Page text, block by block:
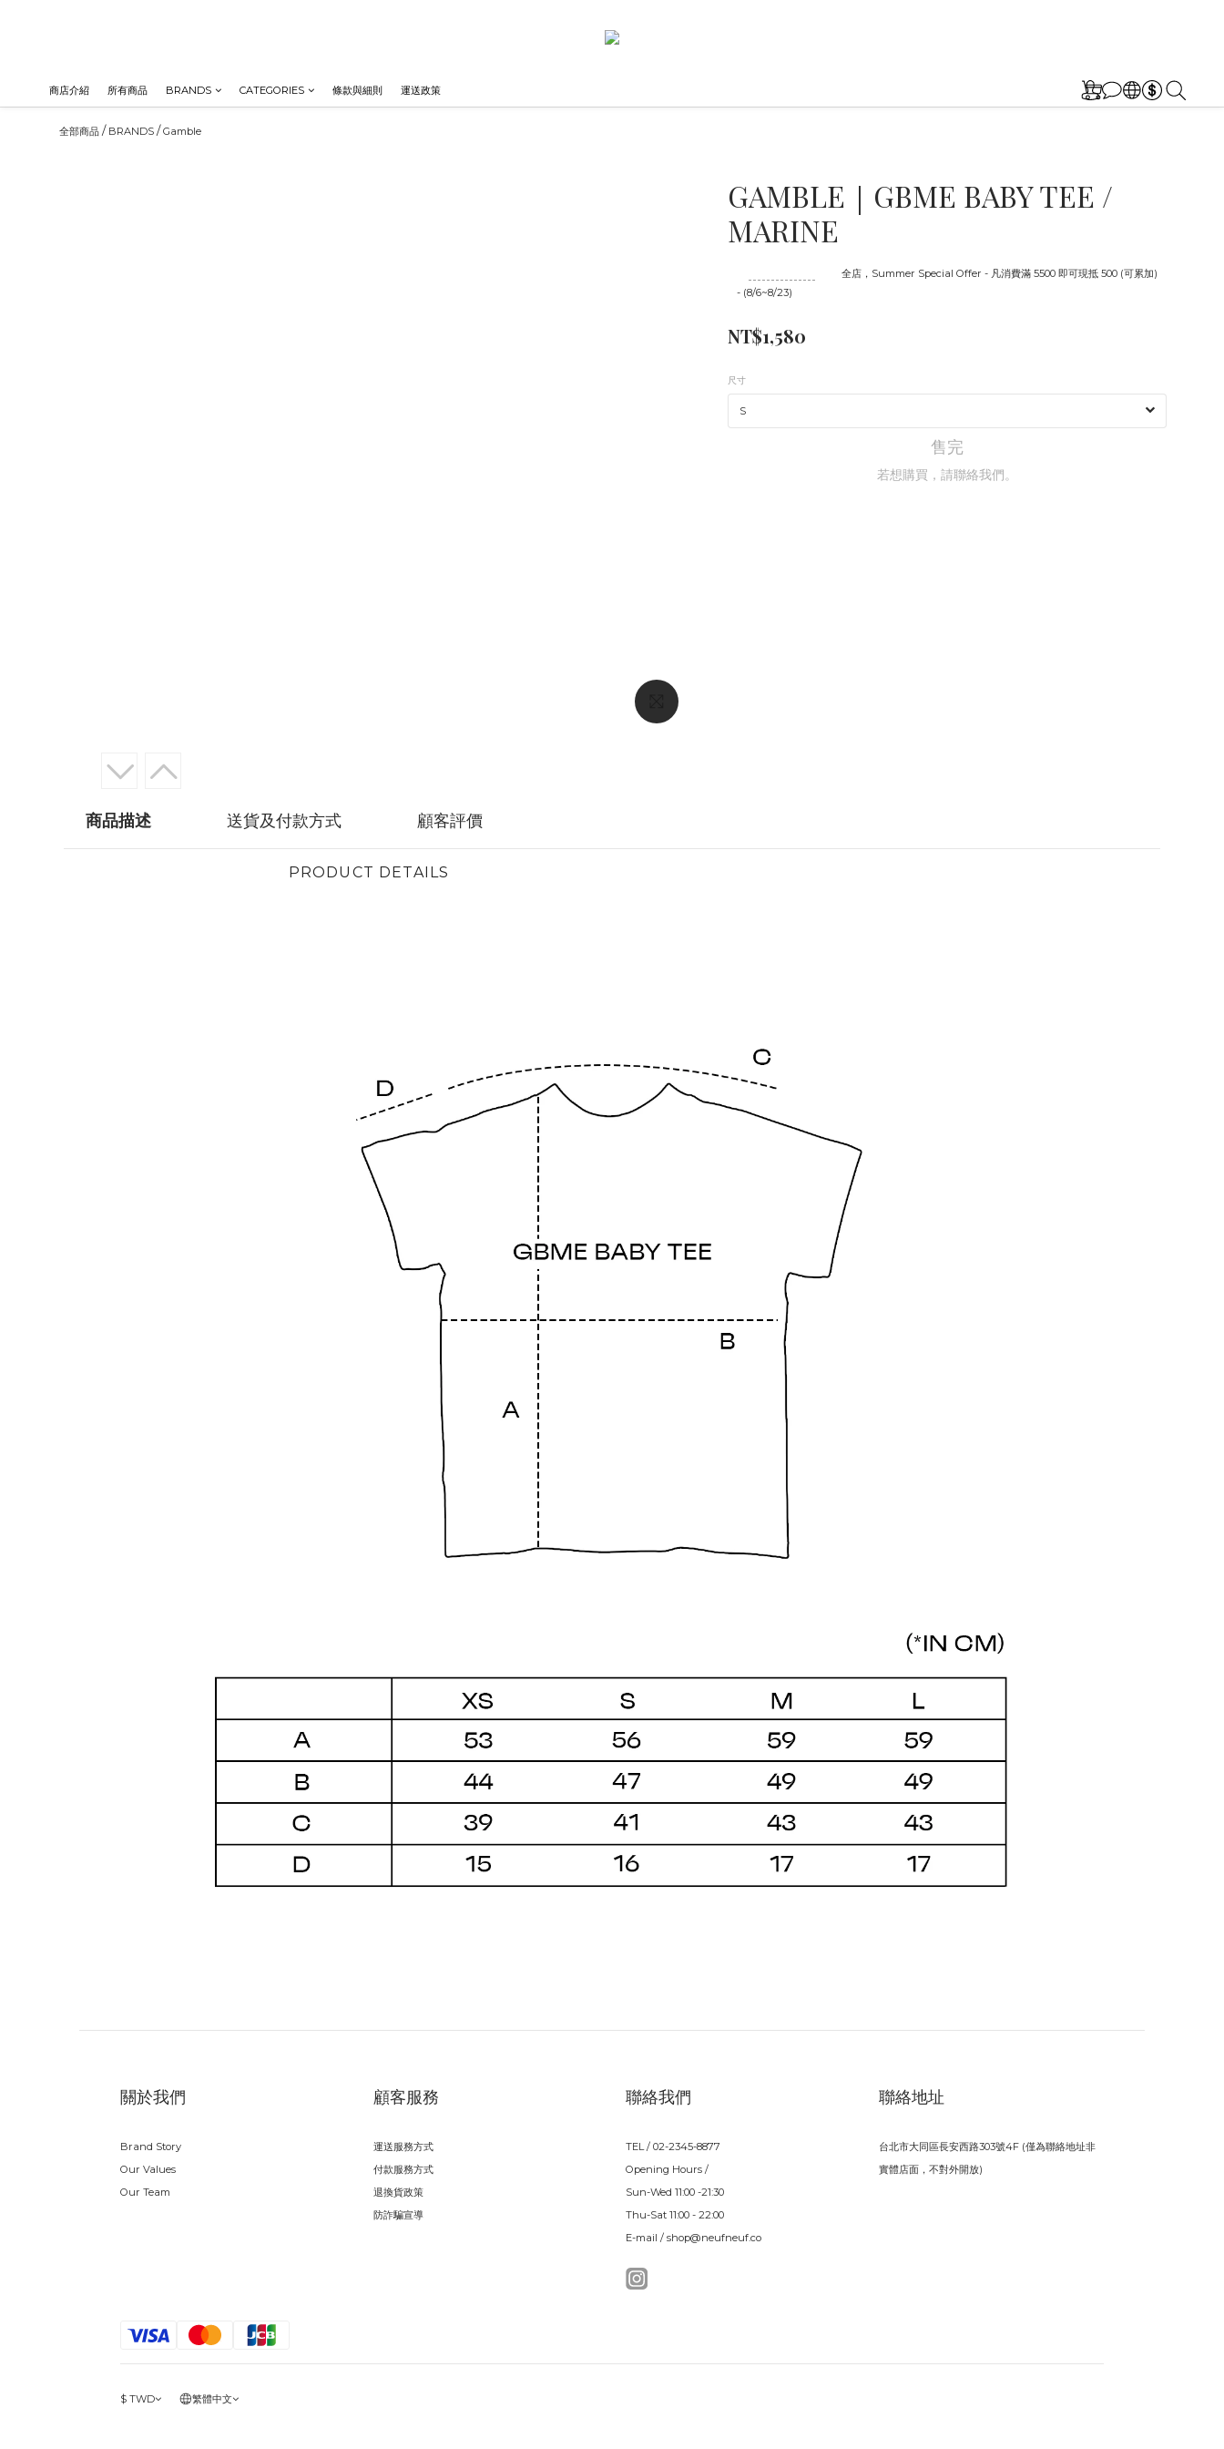
商店介紹 所有商品 BRANDS CATEGORIES 條款與細則 運送政策
全部商品 / BRANDS /Gamble
GAMBLE｜GBME BABY TEE /
MARINE
全店，Summer Special Offer - 凡消費滿 5500 即可現抵 500 (可累加)
- (8/6~8/23)
NT$1,580
尺寸
售完
若想購買，請聯絡我們。
商品描述 送貨及付款方式 顧客評價
PRODUCT DETAILS
關於我們
Brand Story
Our Values
Our Team
顧客服務
運送服務方式
付款服務方式
退換貨政策
防詐騙宣導
聯絡我們
TEL / 02-2345-8877
Opening Hours /
Sun-Wed 11:00 -21:30
Thu-Sat 11:00 - 22:00
E-mail / shop@neufneuf.co
聯絡地址
台北市大同區長安西路303號4F (僅為聯絡地址非
實體店面，不對外開放)
$ TWD 繁體中文